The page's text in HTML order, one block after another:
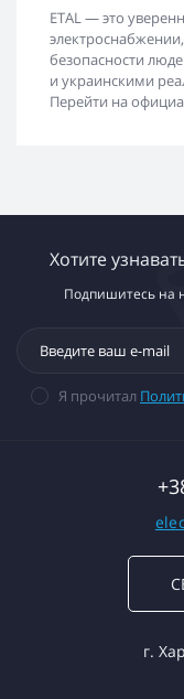
ETAL — это
безопасности
и украинскими
Перейти на
Хотите
Подпишитесь на
Я прочитал
г.